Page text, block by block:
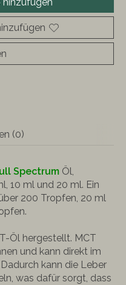
hinzufügen
(0)
Spectrum Öl,
10 ml und 20 ml. Ein
200 Tropfen, 20 ml
Öl hergestellt. MCT
und kann direkt im
kann die Leber
was dafür sorgt, dass